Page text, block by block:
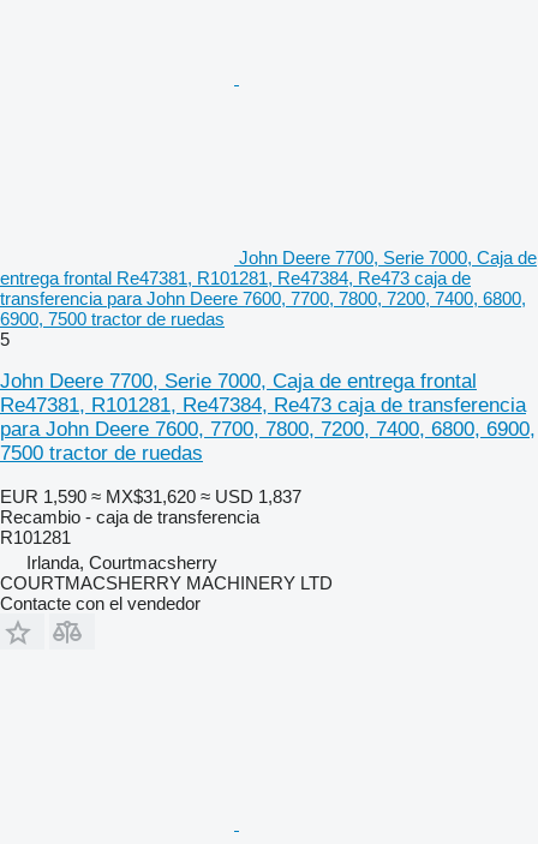
John Deere 7700, Serie 7000, Caja de
entrega frontal Re47381, R101281, Re47384, Re473 caja de
transferencia para John Deere 7600, 7700, 7800, 7200, 7400, 6800,
6900, 7500 tractor de ruedas
5
John Deere 7700, Serie 7000, Caja de entrega frontal
Re47381, R101281, Re47384, Re473 caja de transferencia
para John Deere 7600, 7700, 7800, 7200, 7400, 6800, 6900,
7500 tractor de ruedas
EUR 1,590 ≈ MX$31,620 ≈ USD 1,837
Recambio - caja de transferencia
R101281
Irlanda, Courtmacsherry
COURTMACSHERRY MACHINERY LTD
Contacte con el vendedor